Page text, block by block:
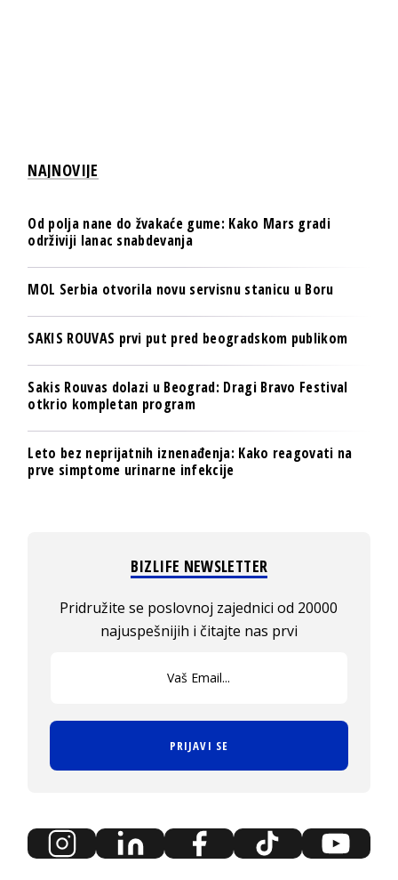
NAJNOVIJE
Od polja nane do žvakaće gume: Kako Mars gradi
održiviji lanac snabdevanja
MOL Serbia otvorila novu servisnu stanicu u Boru
SAKIS ROUVAS prvi put pred beogradskom publikom
Sakis Rouvas dolazi u Beograd: Dragi Bravo Festival
otkrio kompletan program
Leto bez neprijatnih iznenađenja: Kako reagovati na
prve simptome urinarne infekcije
BIZLIFE NEWSLETTER
Pridružite se poslovnoj zajednici od 20000
najuspešnijih i čitajte nas prvi
PRIJAVI SE